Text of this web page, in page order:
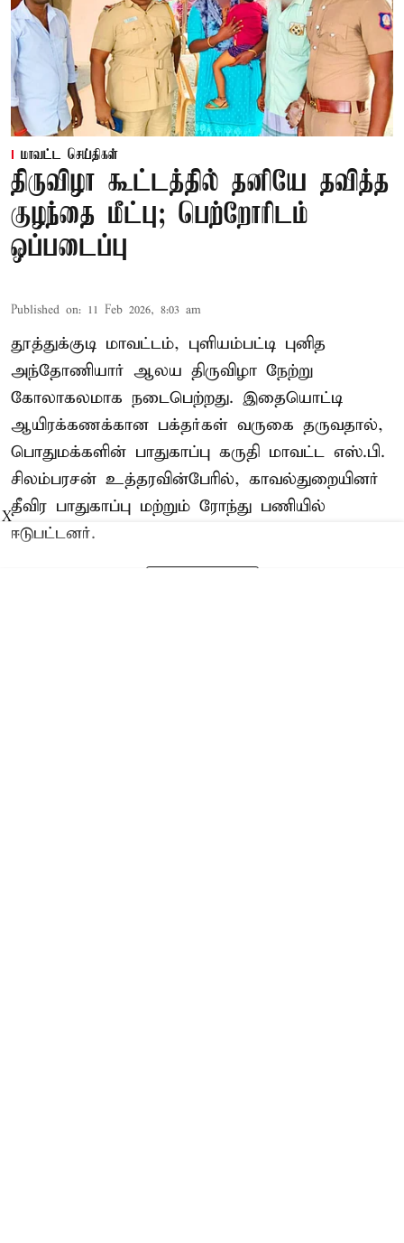
மாவட்ட செய்திகள்
திருவிழா கூட்டத்தில் தனியே தவித்த
குழந்தை மீட்பு; பெற்றோரிடம்
ஒப்படைப்பு
Published on: 11 Feb 2026, 8:03 am
தூத்துக்குடி மாவட்டம், புளியம்பட்டி புனித
அந்தோணியார் ஆலய திருவிழா நேற்று
கோலாகலமாக நடைபெற்றது. இதையொட்டி
ஆயிரக்கணக்கான பக்தர்கள் வருகை தருவதால்,
பொதுமக்களின் பாதுகாப்பு கருதி மாவட்ட எஸ்.பி.
சிலம்பரசன் உத்தரவின்பேரில், காவல்துறையினர்
தீவிர பாதுகாப்பு மற்றும் ரோந்து பணியில்
ஈடுபட்டனர்.
X